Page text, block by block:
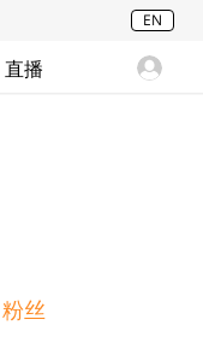
EN
直播
粉丝